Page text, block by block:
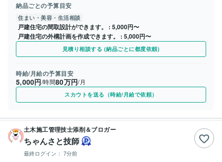
納品ごとの予算目安
住まい・美容・生活相談
戸建住宅の間取設計ができます。
5,000円〜
戸建住宅の外構計画を作成できます。
5,000円〜
見積り相談する (納品ごとに都度依頼)
時給/月給の予算目安
5,000円/時間80万円/月
スカウトを送る（時給/月給で依頼）
土木施工管理技士添削＆ブロガー
ちゃんさと技師
最終ログイン： 7分前